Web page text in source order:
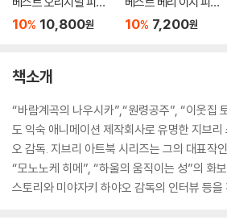
노 버전
10% 10,800원
노 버전
10% 7,200원
책소개
“바람계곡의 나우시카”,“원령공주”, “이웃집
도 익숙 애니메이션 제작회사로 유명한 지브
오 감독. 지브리 아트북 시리즈는 그의 대표작
“모노노케 히메”, “하울의 움직이는 성”의 화
스토리와 미야자키 하야오 감독의 인터뷰 등을